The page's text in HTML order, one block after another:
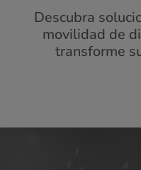
Descubra
movilidad de
transforme